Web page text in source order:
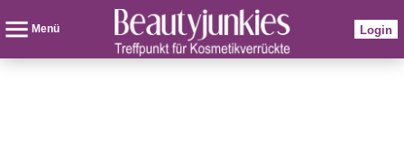
Menü Login